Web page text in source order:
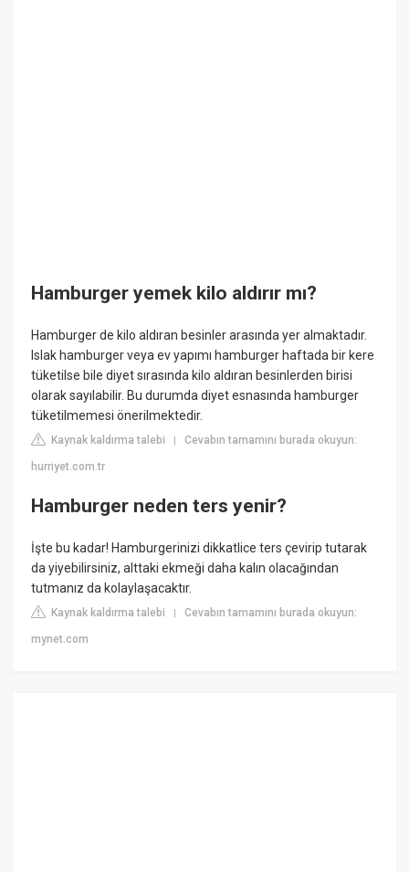
Hamburger yemek kilo aldırır mı?
Hamburger de kilo aldıran besinler arasında yer almaktadır.
Islak hamburger veya ev yapımı hamburger haftada bir kere
tüketilse bile diyet sırasında kilo aldıran besinlerden birisi
olarak sayılabilir. Bu durumda diyet esnasında hamburger
tüketilmemesi önerilmektedir.
Kaynak kaldırma talebi |Cevabın tamamını burada okuyun:
hurriyet.com.tr
Hamburger neden ters yenir?
İşte bu kadar! Hamburgerinizi dikkatlice ters çevirip tutarak
da yiyebilirsiniz, alttaki ekmeği daha kalın olacağından
tutmanız da kolaylaşacaktır.
Kaynak kaldırma talebi |Cevabın tamamını burada okuyun:
mynet.com